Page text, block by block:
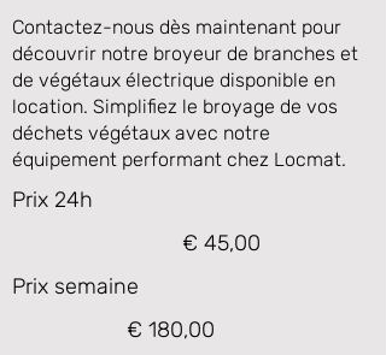
Contactez-nous dès maintenant pour
découvrir notre broyeur de branches et
de végétaux électrique disponible en
location. Simplifiez le broyage de vos
déchets végétaux avec notre
équipement performant chez Locmat.
Prix 24h
€ 45,00
Prix semaine
€ 180,00